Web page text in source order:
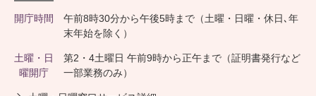
開庁時間
午前8時30分から午後5時まで（土曜・日曜・休日､年
末年始を除く）
土曜・日
曜開庁
第2・4土曜日 午前9時から正午まで（証明書発行など
一部業務のみ）